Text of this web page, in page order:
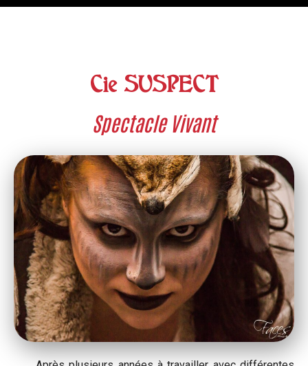
Cie SUSPECT
Spectacle Vivant